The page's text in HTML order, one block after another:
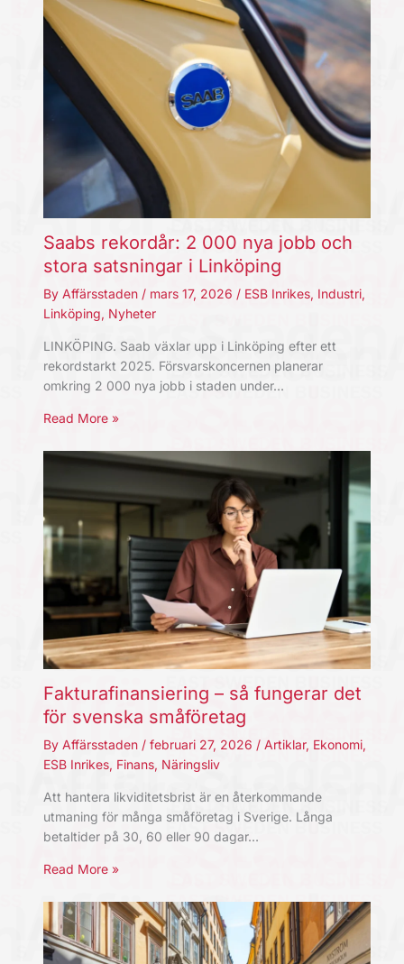
Saabs rekordår: 2 000 nya jobb och
stora satsningar i Linköping
By Affärsstaden / mars 17, 2026 / ESB Inrikes, Industri,
Linköping, Nyheter
LINKÖPING. Saab växlar upp i Linköping efter ett
rekordstarkt 2025. Försvarskoncernen planerar
omkring 2 000 nya jobb i staden under…
Read More »
Fakturafinansiering – så fungerar det
för svenska småföretag
By Affärsstaden / februari 27, 2026 / Artiklar, Ekonomi,
ESB Inrikes, Finans, Näringsliv
Att hantera likviditetsbrist är en återkommande
utmaning för många småföretag i Sverige. Långa
betaltider på 30, 60 eller 90 dagar…
Read More »